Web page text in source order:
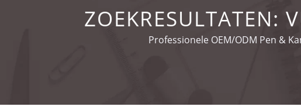
ZOEKRESULTATEN:
Professionele OEM/ODM Pen &